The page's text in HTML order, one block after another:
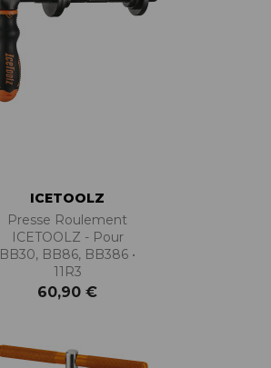
ICETOOLZ
Presse Roulement
ICETOOLZ - Pour
BB30, BB86, BB386 •
11R3
60,90 €